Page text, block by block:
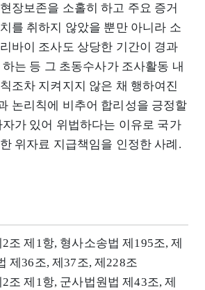
장보존을 소홀히 하고 주요 증거
를 취하지 않았을 뿐만 아니라 소
바이 조사도 상당한 기간이 경과
는 등 그 초동수사가 조사활동 내
조차 지켜지지 않은 채 행하여진
논리칙에 비추어 합리성을 긍정할
가 있어 위법하다는 이유로 국가
위자료 지급책임을 인정한 사례.
조 제1항, 형사소송법 제195조, 제
제36조, 제37조, 제228조
조 제1항, 군사법원법 제43조, 제